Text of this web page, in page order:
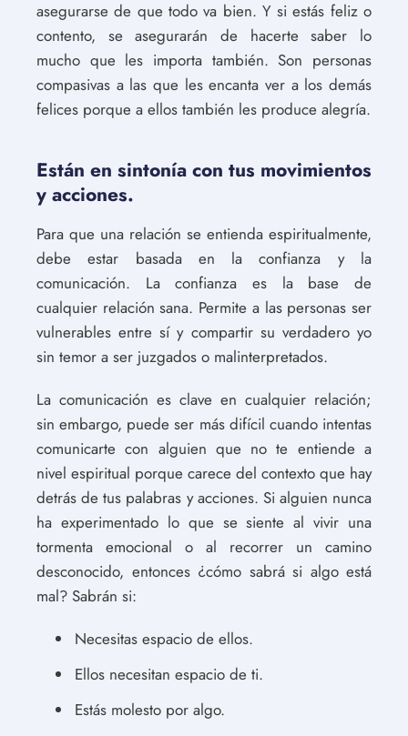
asegurarse de que todo va bien. Y si estás feliz o
contento, se asegurarán de hacerte saber lo
mucho que les importa también. Son personas
compasivas a las que les encanta ver a los demás
felices porque a ellos también les produce alegría.
Están en sintonía con tus movimientos
y acciones.
Para que una relación se entienda espiritualmente,
debe estar basada en la confianza y la
comunicación. La confianza es la base de
cualquier relación sana. Permite a las personas ser
vulnerables entre sí y compartir su verdadero yo
sin temor a ser juzgados o malinterpretados.
La comunicación es clave en cualquier relación;
sin embargo, puede ser más difícil cuando intentas
comunicarte con alguien que no te entiende a
nivel espiritual porque carece del contexto que hay
detrás de tus palabras y acciones. Si alguien nunca
ha experimentado lo que se siente al vivir una
tormenta emocional o al recorrer un camino
desconocido, entonces ¿cómo sabrá si algo está
mal? Sabrán si:
Necesitas espacio de ellos.
Ellos necesitan espacio de ti.
Estás molesto por algo.